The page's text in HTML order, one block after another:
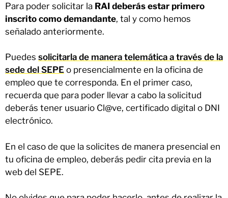
Para poder solicitar la RAI deberás estar primero
inscrito como demandante, tal y como hemos
señalado anteriormente.
Puedes solicitarla de manera telemática a través de la
sede del SEPE o presencialmente en la oficina de
empleo que te corresponda. En el primer caso,
recuerda que para poder llevar a cabo la solicitud
deberás tener usuario Cl@ve, certificado digital o DNI
electrónico.
En el caso de que la solicites de manera presencial en
tu oficina de empleo, deberás pedir cita previa en la
web del SEPE.